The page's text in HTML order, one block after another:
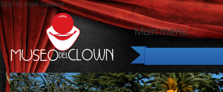
Skip to main content
Main menu